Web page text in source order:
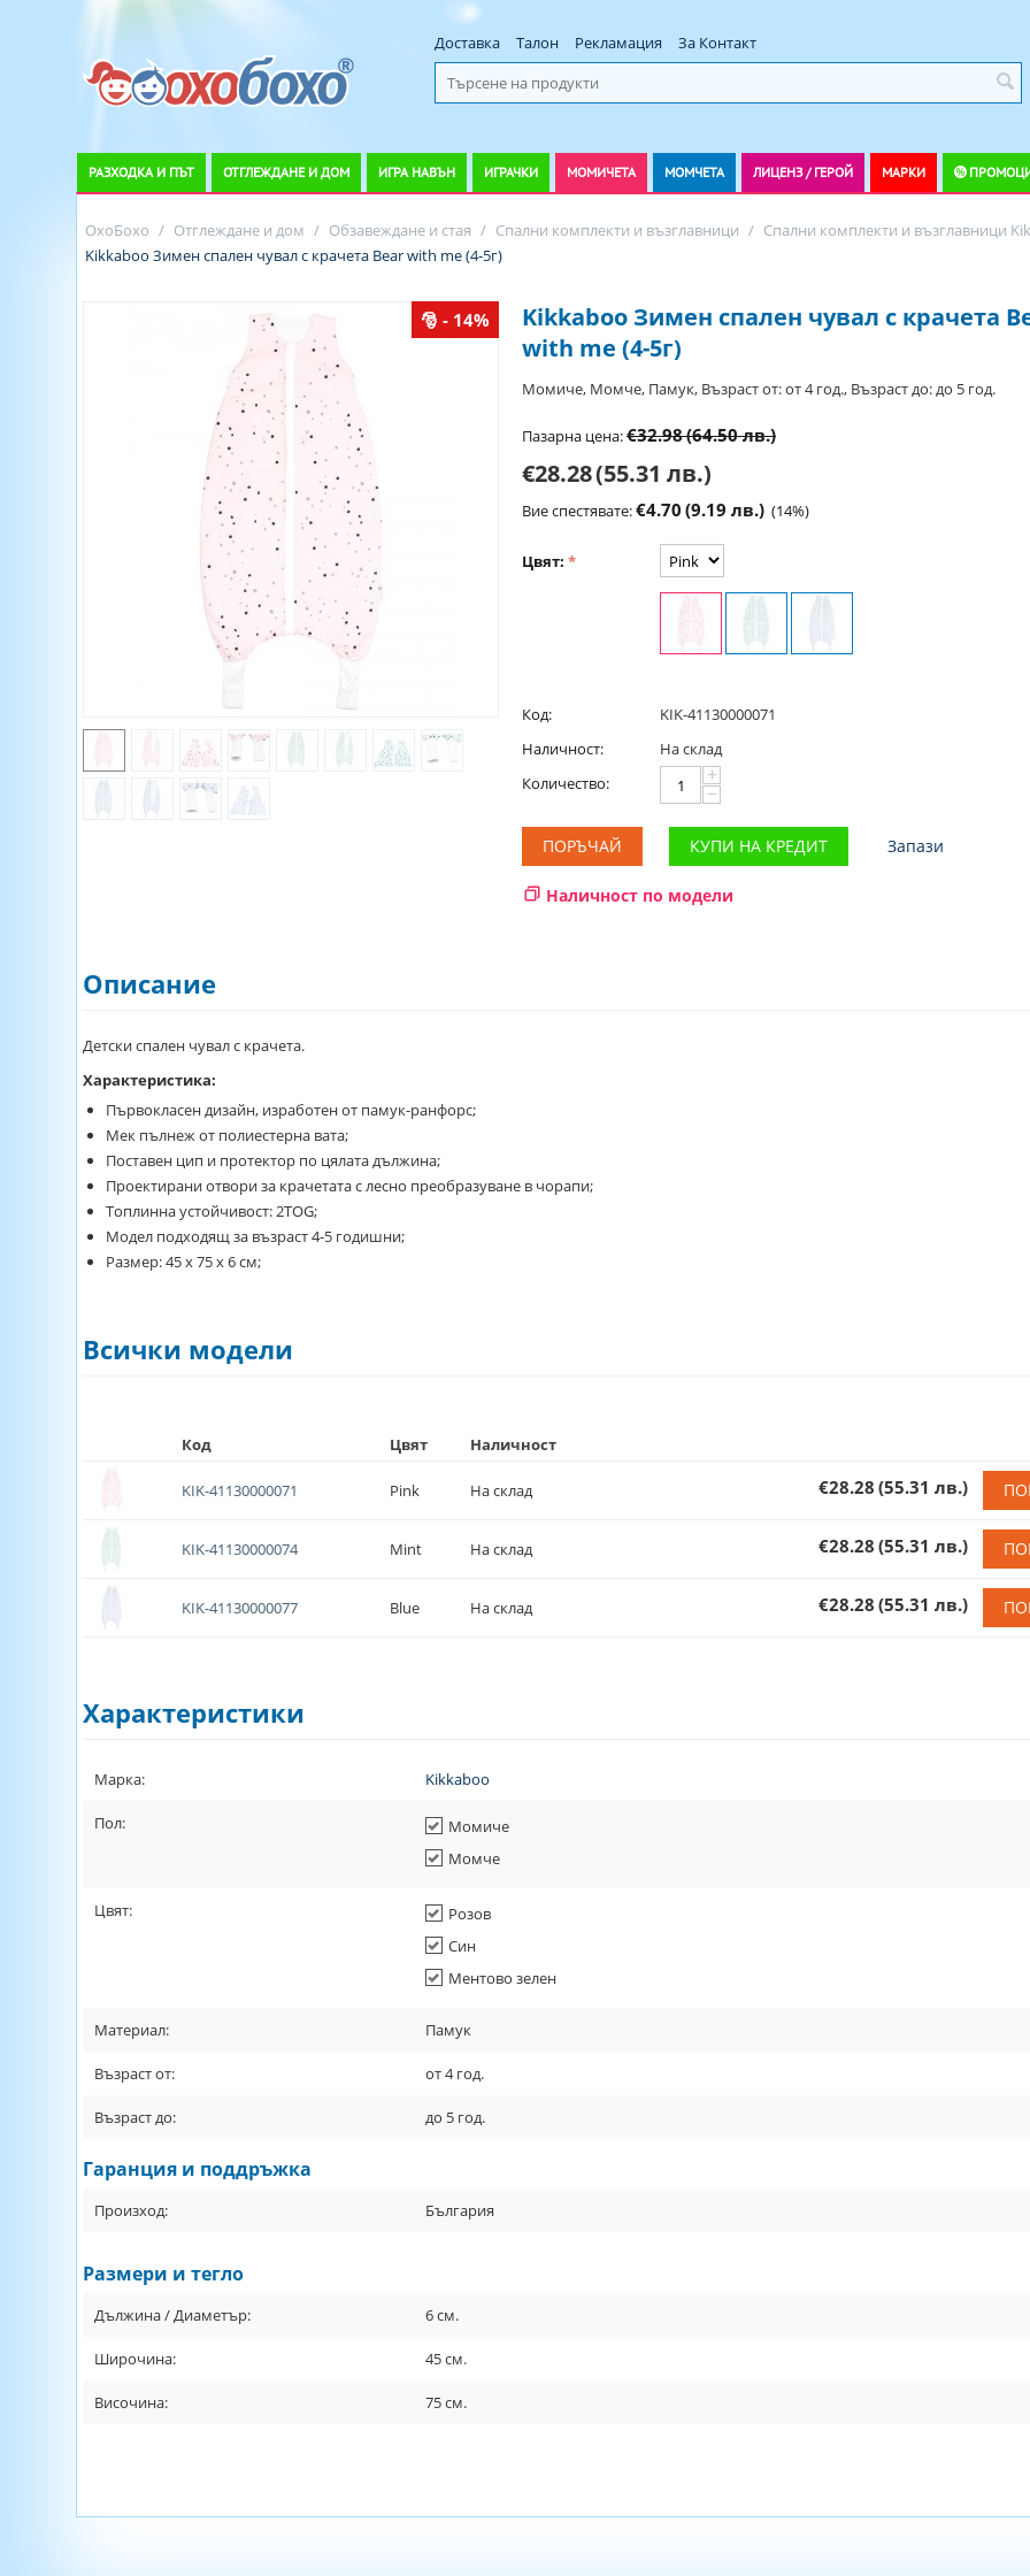
Доставка Талон Рекламация За Контакт
РАЗХОДКА И ПЪТ ОТГЛЕЖДАНЕ И ДОМ ИГРА НАВЪН ИГРАЧКИ МОМИЧЕТА МОМЧЕТА ЛИЦЕНЗ / ГЕРОЙ МАРКИ
ОхоБохо / Отглеждане и дом / Обзавеждане и стая / Спални комплекти и възглавници / Спални комплекти и възглавници
Kikkaboo Зимен спален чувал с крачета Bear with me (4-5г)
- 14%
Kikkaboo Зимен спален чувал с крачета
with me (4-5г)
Момиче, Момче, Памук, Възраст от: от 4 год., Възраст до: до 5 год.
Пазарна цена:€32.98(64.50 лв.)
€28.28(55.31 лв.)
Вие спестявате:€4.70 (9.19 лв.) (14%)
Цвят:
Код:
KIK-41130000071
Наличност:
На склад
Количество:
+
−
ПОРЪЧАЙ КУПИ НА КРЕДИТ Запази
Наличност по модели
Описание
Детски спален чувал с крачета.
Характеристика:
Първокласен дизайн, изработен от памук-ранфорс;
Мек пълнеж от полиестерна вата;
Поставен цип и протектор по цялата дължина;
Проектирани отвори за крачетата с лесно преобразуване в чорапи;
Топлинна устойчивост: 2TOG;
Модел подходящ за възраст 4-5 годишни;
Размер: 45 х 75 х 6 см;
Всички модели
Код Цвят Наличност
KIK-41130000071 Pink На склад €28.28 (55.31 лв.)
KIK-41130000074 Mint На склад €28.28 (55.31 лв.)
KIK-41130000077 Blue На склад €28.28 (55.31 лв.)
Характеристики
Марка: Kikkaboo
Пол:
Момиче
Момче
Цвят:
Розов
Син
Ментово зелен
Материал: Памук
Възраст от: от4год.
Възраст до: до 5 год.
Гаранция и поддръжка
Произход: България
Размери и тегло
Дължина / Диаметър: 6см.
Широчина: 45см.
Височина: 75см.